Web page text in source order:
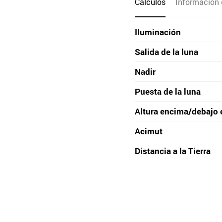
Iluminación
Salida de la luna
Nadir
Puesta de la luna
Altura encima/debajo
Acimut
Distancia a la Tierra